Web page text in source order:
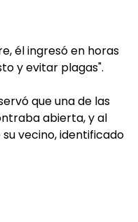
él ingresó en horas
y evitar plagas".
que una de las
abierta, y al
vecino, identificado